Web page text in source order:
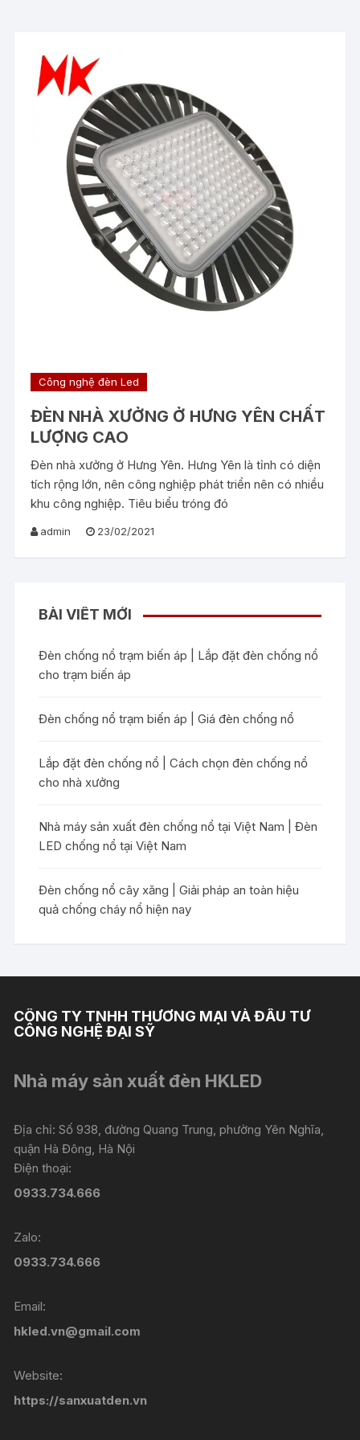
Công nghệ đèn Led
ĐÈN NHÀ XƯỞNG Ở HƯNG YÊN CHẤT
LƯỢNG CAO
Đèn nhà xưởng ở Hưng Yên. Hưng Yên là tỉnh có diện
tích rộng lớn, nên công nghiệp phát triển nên có nhiều
khu công nghiệp. Tiêu biểu tróng đó
admin 23/02/2021
BÀI VIẾT MỚI
Đèn chống nổ trạm biến áp | Lắp đặt đèn chống nổ
cho trạm biến áp
Đèn chống nổ trạm biến áp | Giá đèn chống nổ
Lắp đặt đèn chống nổ | Cách chọn đèn chống nổ
cho nhà xưởng
Nhà máy sản xuất đèn chống nổ tại Việt Nam | Đèn
LED chống nổ tại Việt Nam
Đèn chống nổ cây xăng | Giải pháp an toàn hiệu
quả chống cháy nổ hiện nay
CÔNG TY TNHH THƯƠNG MẠI VÀ ĐẦU TƯ
CÔNG NGHỆ ĐẠI SỸ
Nhà máy sản xuất đèn HKLED
Địa chỉ: Số 938, đường Quang Trung, phường Yên Nghĩa,
quận Hà Đông, Hà Nội
Điện thoại:
0933.734.666
Zalo:
0933.734.666
Email:
hkled.vn@gmail.com
Website:
https://sanxuatden.vn